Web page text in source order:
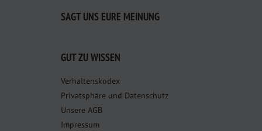
SAGT UNS EURE MEINUNG
GUT ZU WISSEN
Verhaltenskodex
Privatsphäre und Datenschutz
Unsere AGB
Impressum